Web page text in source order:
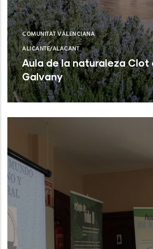
COMUNITAT VALENCIANA
ALICANTE/ALACANT
Aula de la naturaleza Clot
Galvany
Elx (Alicante)